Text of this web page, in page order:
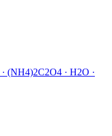
· (NH4)2C2O4 · H2O ·